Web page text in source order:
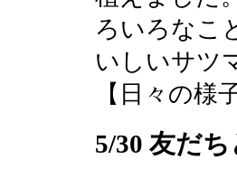
ろいろなこ
いしいサツ
【日々の様
5/30 友だ